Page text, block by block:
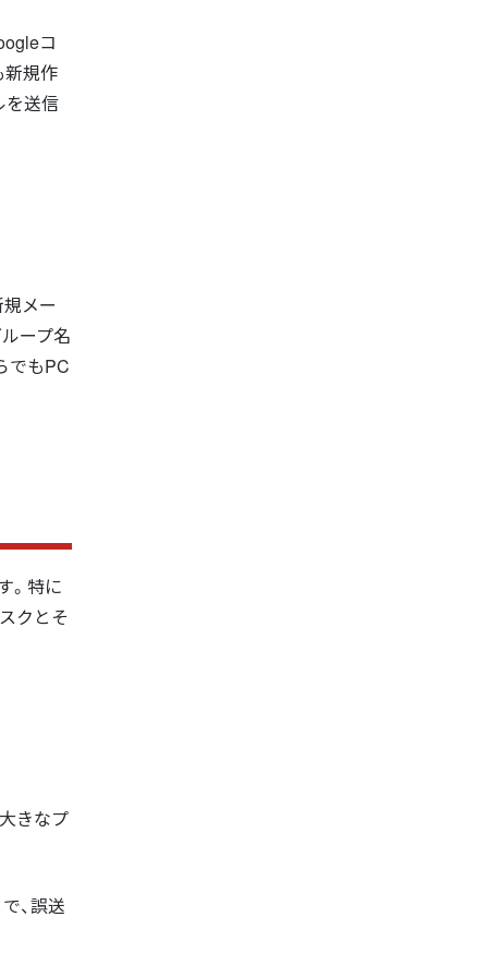
コ
新規作
を送信
メー
ープ名
でもPC
。特に
クとそ
きなプ
、誤送